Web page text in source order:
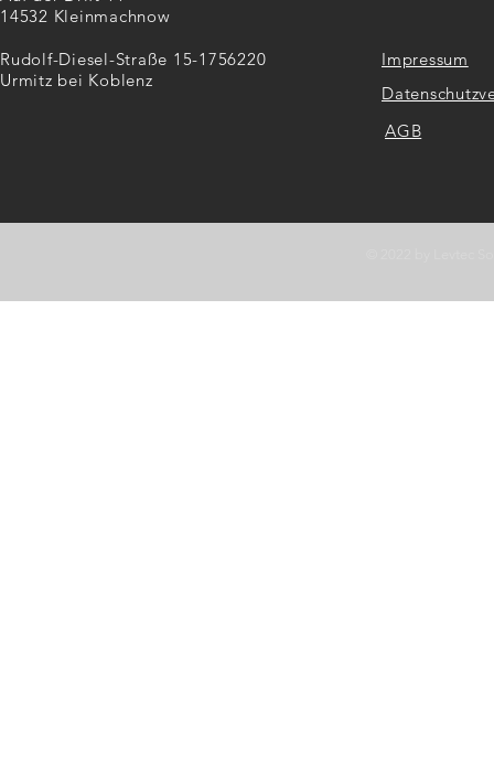
14532 Kleinmachnow
Rudolf-Diesel-Straße 15-1756220
Urmitz bei Koblenz
Impressum
AGB